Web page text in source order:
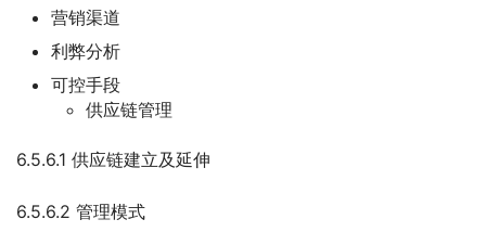
营销渠道
利弊分析
可控手段
供应链管理
6.5.6.1 供应链建立及延伸
6.5.6.2 管理模式